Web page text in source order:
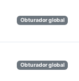
Obturador global
Obturador global